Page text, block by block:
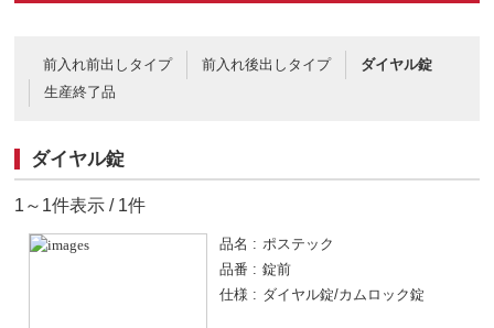
前入れ前出しタイプ 前入れ後出しタイプ
ダイヤル錠
生産終了品
ダイヤル錠
1～1件表示 / 1件
品名
ポステック
品番
錠前
仕様
ダイヤル錠/カムロック錠